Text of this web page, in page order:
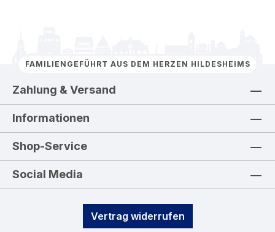
FAMILIENGEFÜHRT AUS DEM HERZEN HILDESHEIMS
Zahlung & Versand
Informationen
Shop-Service
Social Media
Vertrag widerrufen